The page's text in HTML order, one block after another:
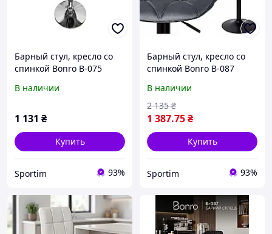
Барный стул, кресло со
спинкой Bonro B-075
офиса, барной стойки,
В наличии
1 131 ₴
Купить
Sportim 93%
Барный стул, кресло со
спинкой Bonro B-087
офиса, барной стойки,
кухни, компьютерное
В наличии
1 387.75₴
2 135 ₴
Купить
Sportim 93%